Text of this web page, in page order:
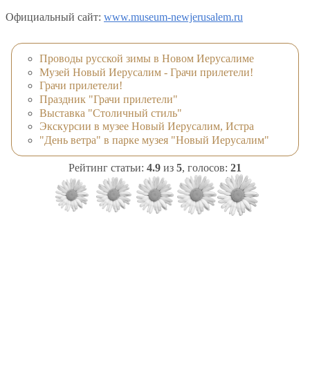
Официальный сайт: www.museum-newjerusalem.ru
Проводы русской зимы в Новом Иерусалиме
Музей Новый Иерусалим - Грачи прилетели!
Грачи прилетели!
Праздник "Грачи прилетели"
Выставка "Столичный стиль"
Экскурсии в музее Новый Иерусалим, Истра
"День ветра" в парке музея "Новый Иерусалим"
Рейтинг статьи: 4.9 из 5, голосов: 21